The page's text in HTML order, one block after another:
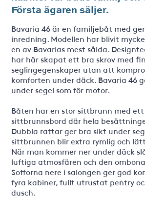
Första ägaren säljer.
Bavaria 46 är en familjebåt med
inredning. Modellen har blivit
en av Bavarias mest sålda.
har här skapat ett bra skrov med
seglingegenskaper utan att
komforten under däck. Bavaria 46
under segel som för motor.
Båten har en stor sittbrunn med
sittbrunnsbord där hela
Dubbla rattar ger bra sikt under
sittbrunnen blir extra rymlig och
När man kommer ner under däck
luftiga atmosfären och den
Sofforna nere i salongen ger god
fyra kabiner, fullt utrustat pentry
dusch.